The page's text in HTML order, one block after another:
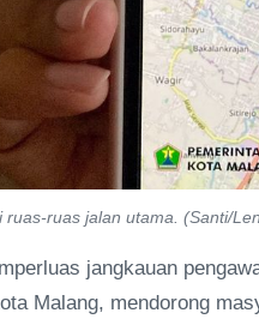
ruas jalan utama. (Santi/
jangkauan
Malang, mendorong